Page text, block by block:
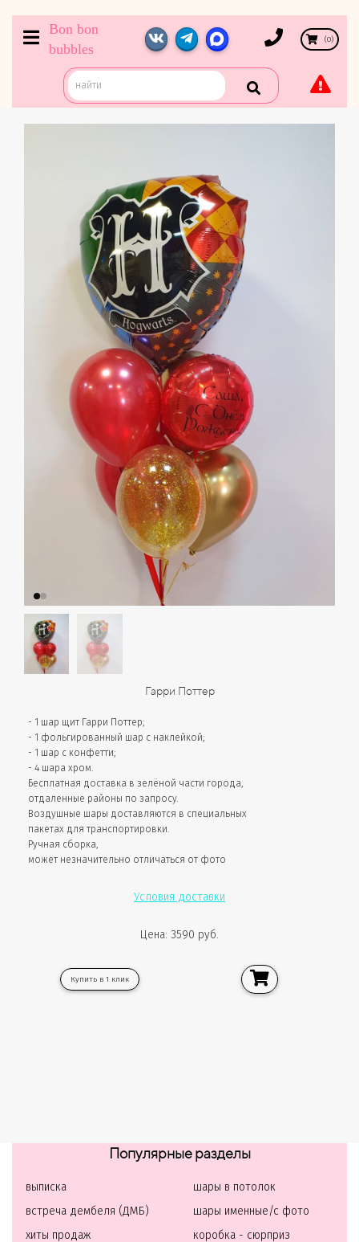
Bon bon
bubbles
(0)
Гарри Поттер
- 1 шар щит Гарри Поттер;
- 1 фольгированный шар с наклейкой;
- 1 шар с конфетти;
- 4 шара хром.
Бесплатная доставка в зелёной части города,
отдаленные районы по запросу.
Воздушные шары доставляются в специальных
пакетах для транспортировки.
Ручная сборка,
может незначительно отличаться от фото
Условия доставки
Цена: 3590 руб.
Купить в 1 клик
Популярные разделы
выписка
встреча дембеля (ДМБ)
хиты продаж
шары в потолок
шары именные/с фото
коробка - сюрприз